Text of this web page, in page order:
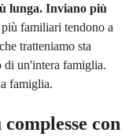
lunga. Inviano più
familiari tendono a
tratteniamo sta
di un'intera famiglia.
famiglia.
con